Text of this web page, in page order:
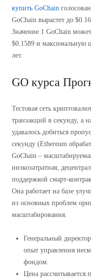
купить GoChain
GoChain вырастет до
Значение 1 GoChain
$0.1589 и максимальную
лет.
GO курса
Тестовая сеть
транзакций в секунду, а
удавалось добиться
секунду (Ethereum
GoChain –
низкозатратная,
поддержкой смарт-
Она работает на базе
из основных проблем
масштабирования.
Генеральный
опыт управления
фондом.
Цена рассчитывается